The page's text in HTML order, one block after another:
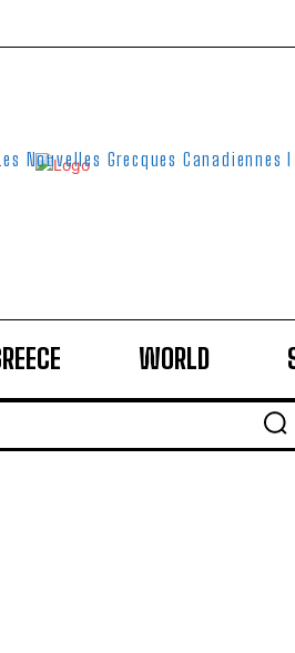
Nouvelles Grecques Canadiennes
WORLD